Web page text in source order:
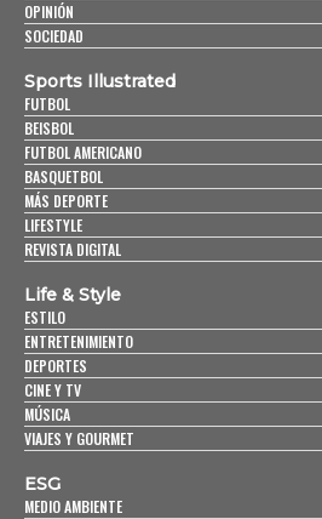
OPINIÓN
SOCIEDAD
Sports Illustrated
FUTBOL
BEISBOL
FUTBOL AMERICANO
BASQUETBOL
MÁS DEPORTE
LIFESTYLE
REVISTA DIGITAL
Life & Style
ESTILO
ENTRETENIMIENTO
DEPORTES
CINE Y TV
MÚSICA
VIAJES Y GOURMET
ESG
MEDIO AMBIENTE